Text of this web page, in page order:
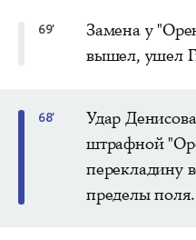
69'
Замена у
вышел, ушел
68'
Удар
штрафной
перекладину
пределы поля.